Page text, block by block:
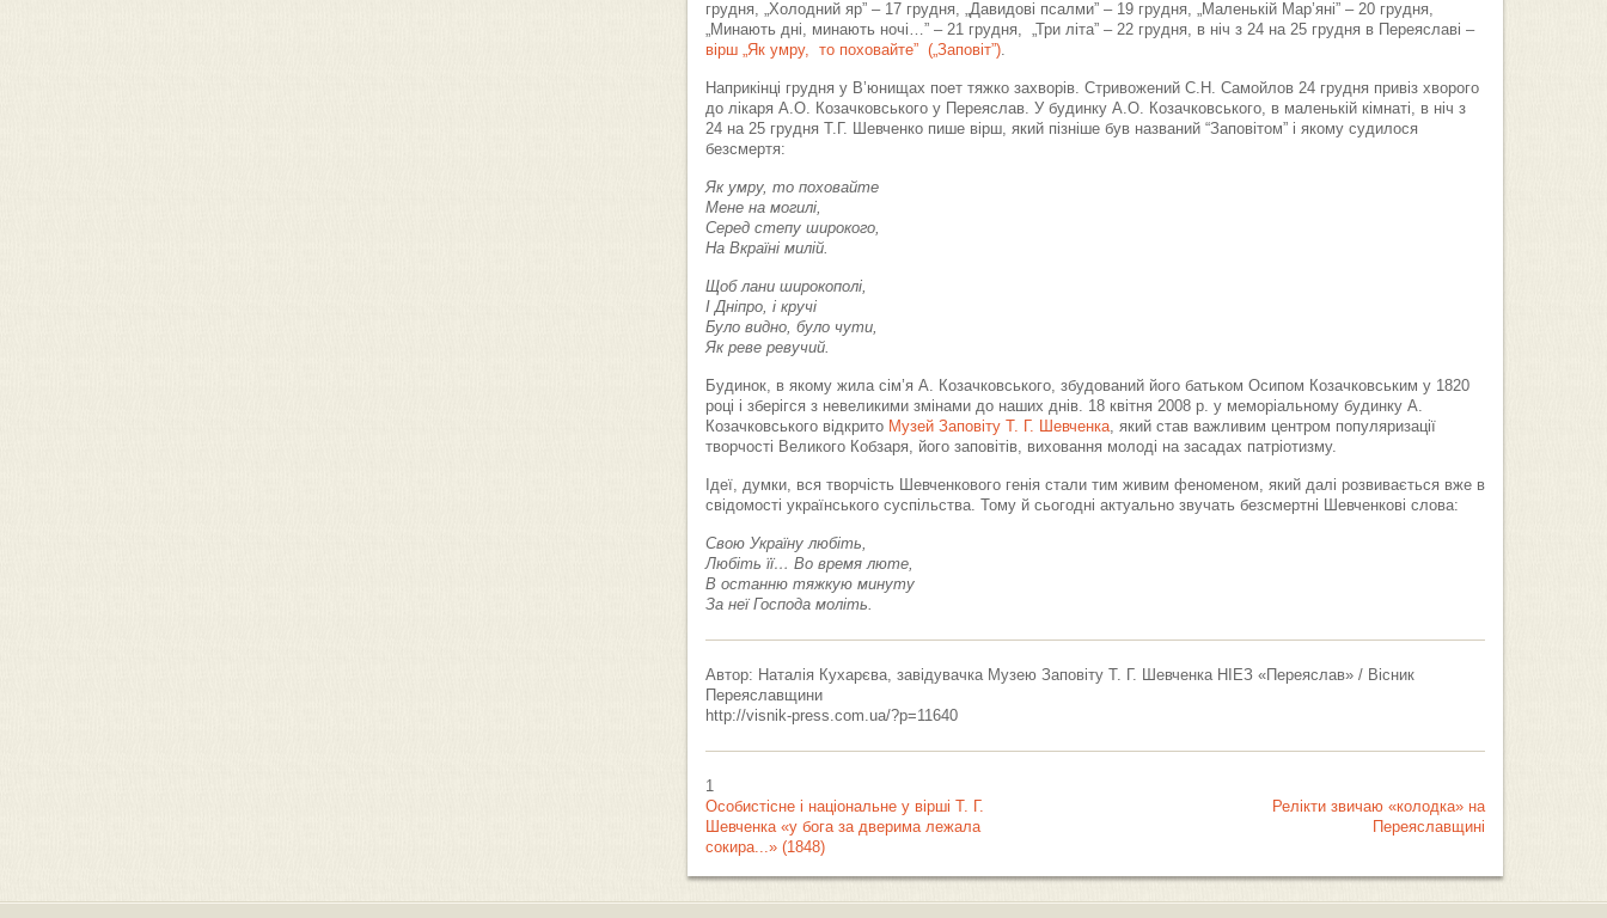
грудня, „Холодний яр” – 17 грудня, „Давидові псалми” – 19 грудня, „Маленькій Мар’яні” – 20 грудня,
„Минають дні, минають ночі…” – 21 грудня, „Три літа” – 22 грудня, в ніч з 24 на 25 грудня в Переяславі –
вірш „Як умру, то поховайте” („Заповіт”).
Наприкінці грудня у В’юнищах поет тяжко захворів. Стривожений С.Н. Самойлов 24 грудня привіз хворого
до лікаря А.О. Козачковського у Переяслав. У будинку А.О. Козачковського, в маленькій кімнаті, в ніч з
24 на 25 грудня Т.Г. Шевченко пише вірш, який пізніше був названий “Заповітом” і якому судилося
безсмертя:
Як умру, то поховайте
Мене на могилі,
Серед степу широкого,
На Вкраїні милій.
Щоб лани широкополі,
І Дніпро, і кручі
Було видно, було чути,
Як реве ревучий.
Будинок, в якому жила сім’я А. Козачковського, збудований його батьком Осипом Козачковським у 1820
році і зберігся з невеликими змінами до наших днів. 18 квітня 2008 р. у меморіальному будинку А.
Козачковського відкрито Музей Заповіту Т. Г. Шевченка, який став важливим центром популяризації
творчості Великого Кобзаря, його заповітів, виховання молоді на засадах патріотизму.
Ідеї, думки, вся творчість Шевченкового генія стали тим живим феноменом, який далі розвивається вже в
свідомості українського суспільства. Тому й сьогодні актуально звучать безсмертні Шевченкові слова:
Свою Україну любіть,
Любіть її… Во время люте,
В останню тяжкую минуту
За неї Господа моліть.
Автор: Наталія Кухарєва, завідувачка Музею Заповіту Т. Г. Шевченка НІЕЗ «Переяслав» / Вісник
Переяславщини
http://visnik-press.com.ua/?p=11640
1
Особистісне і національне у вірші Т. Г.
Шевченка «у бога за дверима лежала
сокира...» (1848)
Релікти звичаю «колодка» на
Переяславщині